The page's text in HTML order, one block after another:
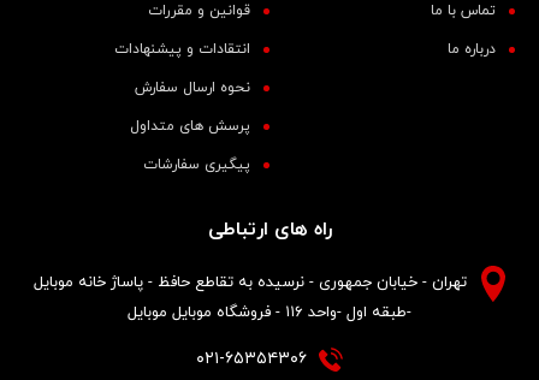
تماس با ما
درباره ما
قوانین و مقررات
انتقادات و پیشنهادات
نحوه ارسال سفارش
پرسش های متداول
پیگیری سفارشات
راه های ارتباطی
تهران - خیابان جمهوری - نرسیده به تقاطع حافظ - پاساژ خانه موبایل
-طبقه اول -واحد ۱۱۶ - فروشگاه موبایل موبایل
۰۲۱-۶۵۳۵۴۳۰۶